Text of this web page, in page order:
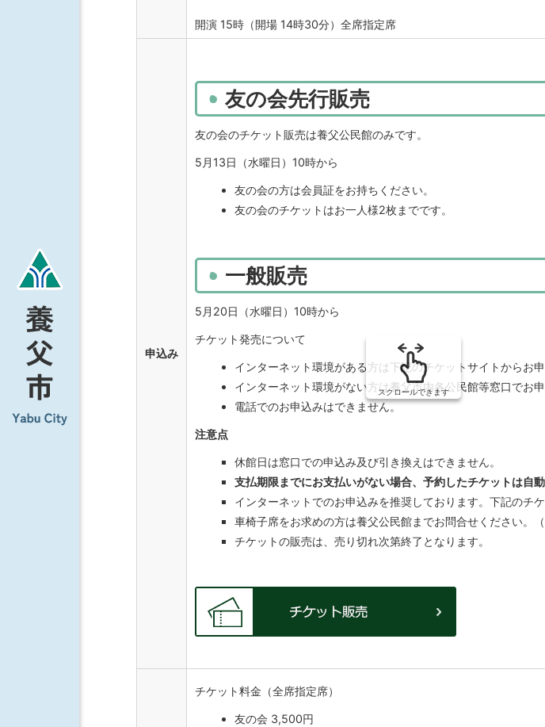
開演 15時（開場 14時30分）全席指定席
申込み
友の会先行販売
友の会のチケット販売は養父公民館のみです。
5月13日（水曜日）10時から
友の会の方は会員証をお持ちください。
友の会のチケットはお一人様2枚までです。
一般販売
5月20日（水曜日）10時から
チケット発売について
インターネット環境がある方は下記のチケットサイトからお申
インターネット環境がない方は養父市内各公民館等窓口でお申
電話でのお申込みはできません。
注意点
休館日は窓口での申込み及び引き換えはできません。
支払期限までにお支払いがない場合、予約したチケットは自
インターネットでのお申込みを推奨しております。下記のチ
車椅子席をお求めの方は養父公民館までお問合せください。
チケットの販売は、売り切れ次第終了となります。
チケット料金（全席指定席）
友の会 3,500円
スクロールできます